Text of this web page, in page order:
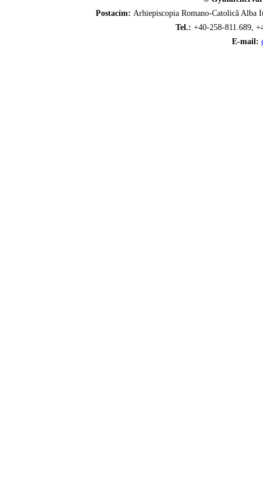
Postacím: Arhiepiscopia Romano-Catolică
Tel.: +40-258-811.689,
E-mail: